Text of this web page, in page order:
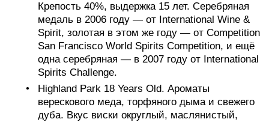
Крепость 40%, выдержка 15 лет. Серебряная
медаль в 2006 году — от International Wine &
Spirit, золотая в этом же году — от Competition
San Francisco World Spirits Competition, и ещё
одна серебряная — в 2007 году от International
Spirits Challenge.
Highland Park 18 Years Old. Ароматы
верескового меда, торфяного дыма и свежего
дуба. Вкус виски округлый, маслянистый,